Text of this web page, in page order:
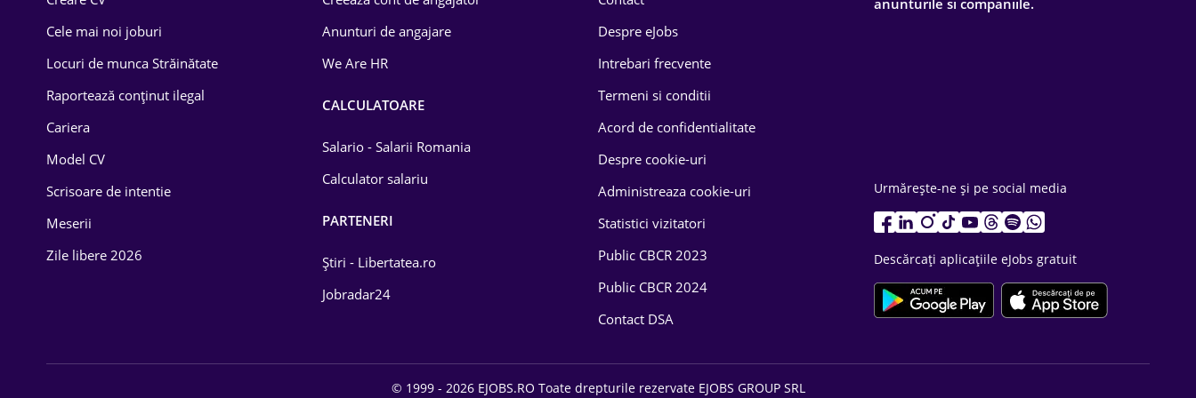
Drept
Educație / Training
Energetică
Farma
Cele mai noi joburi
Locuri de munca Străinătate
Raportează conținut ilegal
Cariera
Model CV
Scrisoare de intentie
Meserii
Zile libere 2026
Anunturi de angajare
We Are HR
CALCULATOARE
Salario - Salarii Romania
Calculator salariu
PARTENERI
Știri - Libertatea.ro
Jobradar24
Despre eJobs
Intrebari frecvente
Termeni si conditii
Acord de confidentialitate
Despre cookie-uri
Administreaza cookie-uri
Statistici vizitatori
Public CBCR 2023
Public CBCR 2024
Contact DSA
anunturile si companiile.
Urmărește-ne și pe social media
Descărcați aplicațiile eJobs gratuit
© 1999 - 2026 EJOBS.RO Toate drepturile rezervate EJOBS GROUP SRL